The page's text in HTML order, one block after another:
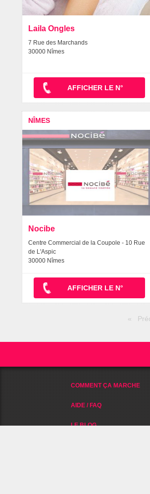
Laila Ongles
7 Rue des Marchands
30000 Nîmes
AFFICHER LE N°
NÎMES
Nocibe
Centre Commercial de la Coupole - 10 Rue
de L'Aspic
30000 Nîmes
AFFICHER LE N°
COMMENT ÇA MARCHE
AIDE / FAQ
LE BLOG